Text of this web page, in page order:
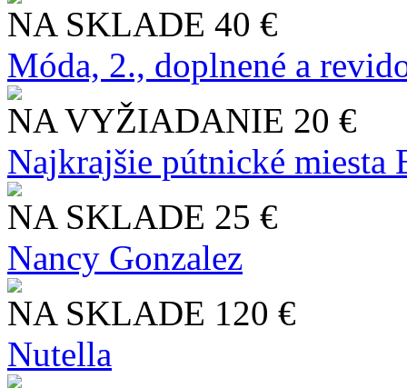
NA SKLADE 40 €
Móda, 2., doplnené a
NA VYŽIADANIE 20 €
Najkrajšie pútnické miesta
NA SKLADE 25 €
Nancy Gonzalez
NA SKLADE 120 €
Nutella